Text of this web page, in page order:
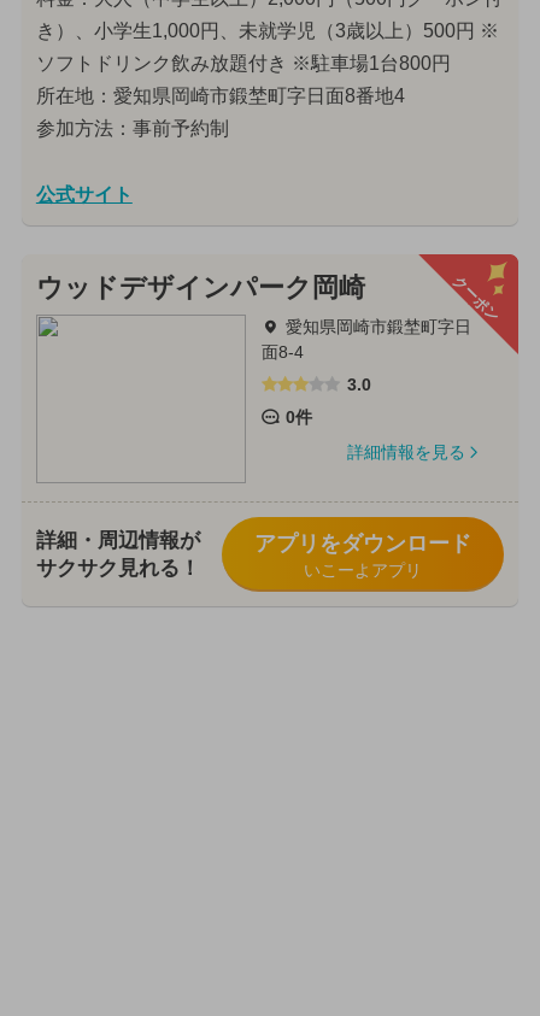
き）、小学生1,000円、未就学児（3歳以上）500円 ※
ソフトドリンク飲み放題付き ※駐車場1台800円
所在地：愛知県岡崎市鍛埜町字日面8番地4
参加方法：事前予約制
公式サイト
クーポン
ウッドデザインパーク岡崎
愛知県岡崎市鍛埜町字日
面8-4
3.0
0件
詳細情報を見る
詳細・周辺情報が
サクサク見れる！
アプリをダウンロード
いこーよアプリ